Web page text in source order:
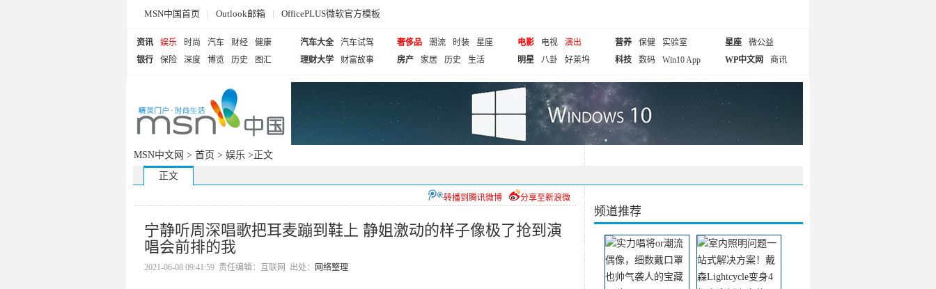
MSN中国首页 | Outlook邮箱 | OfficePLUS微软官方模板
资讯 娱乐 时尚 汽车 财经
健康
银行
保险 深度 博览 历史 图汇
汽车大全
汽车试驾
理财大学
财富故事
奢侈品 潮流 时装
星座
房产
家居 历史 生活
电影 电视
演出
明星
八卦 好莱坞
营养 保健
实验室
科技
数码 Win10 App
星座
微公益
WP中文网
商讯
MSN中文网 > 首页 > 娱乐 >正文
正文
分享至新浪微
转播到腾讯微博
宁静听周深唱歌把耳麦蹦到鞋上 静姐激动的样子像极了抢到演
唱会前排的我
2021-06-08 09:41:59 责任编辑：互联网 出处： 网络整理
频道推荐